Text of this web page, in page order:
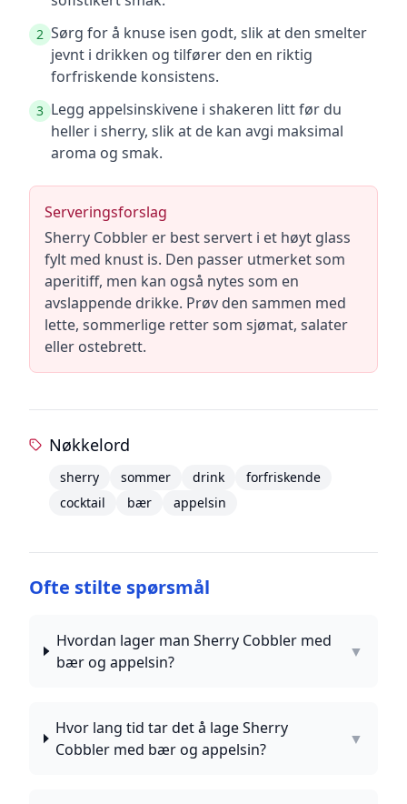
2 Sørg for å knuse isen godt, slik at den smelter
jevnt i drikken og tilfører den en riktig
forfriskende konsistens.
3 Legg appelsinskivene i shakeren litt før du
heller i sherry, slik at de kan avgi maksimal
aroma og smak.
Serveringsforslag
Sherry Cobbler er best servert i et høyt glass
fylt med knust is. Den passer utmerket som
aperitiff, men kan også nytes som en
avslappende drikke. Prøv den sammen med
lette, sommerlige retter som sjømat, salater
eller ostebrett.
Nøkkelord
sherry sommer drink
forfriskende
cocktail
bær appelsin
Ofte stilte spørsmål
Hvordan lager man Sherry Cobbler med
bær og appelsin?
▼
Hvor lang tid tar det å lage Sherry
Cobbler med bær og appelsin?
▼